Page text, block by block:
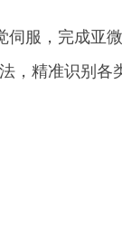
伺服，完成亚
，精准识别各